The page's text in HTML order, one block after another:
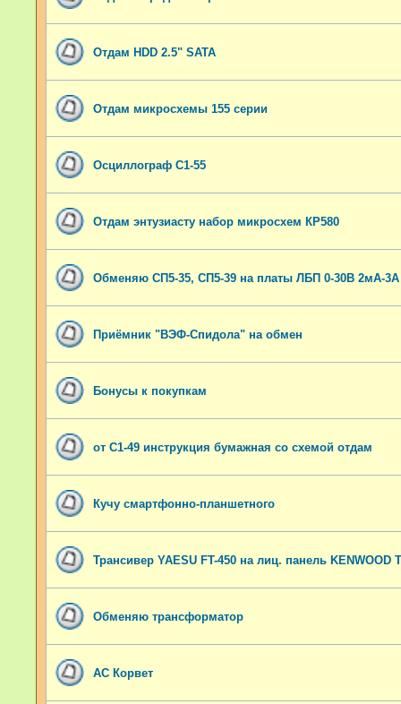
Отдам HDD 2.5" SATA
Отдам микросхемы 155 серии
Осциллограф С1-55
Отдам энтузиасту набор микросхем КР580
Обменяю СП5-35, СП5-39 на платы ЛБП 0-30В 2мА-3А
Приёмник "ВЭФ-Спидола" на обмен
Бонусы к покупкам
от С1-49 инструкция бумажная со схемой отдам
Кучу смартфонно-планшетного
Трансивер YAESU FT-450 на лиц. панель KENWOOD
Обменяю трансформатор
АС Корвет